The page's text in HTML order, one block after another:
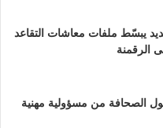
يبسّط ملفات معاشات التقاعد
الرقمنة
الصحافة من مسؤولية مهنية